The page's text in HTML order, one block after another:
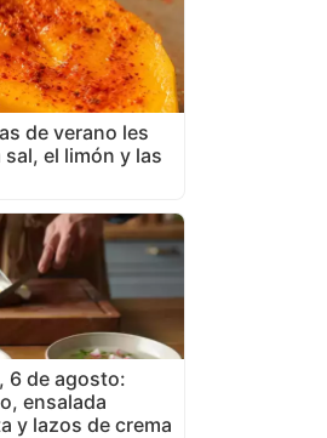
de verano les
el limón y las
6 de agosto:
ensalada
y lazos de crema